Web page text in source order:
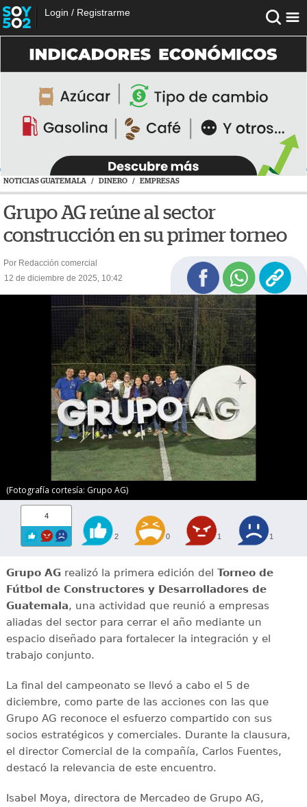
Login / Registrarme
NOTICIAS GUATEMALA / DINERO / EMPRESAS
Grupo AG reúne al sector
construcción en su primer torneo
Por Redacción comercial
12 de diciembre de 2025, 10:42
(Fotografía cortesía: Grupo AG)
4
2 0 1 1
Grupo AGrealizó la primera edición del Torneo de
Fútbol de Constructores y Desarrolladores de
Guatemala, una actividad que reunió a empresas
aliadas del sector para cerrar el año mediante un
espacio diseñado para fortalecer la integración y el
trabajo conjunto.
La final del campeonato se llevó a cabo el 5 de
diciembre, como parte de las acciones con las que
Grupo AG reconoce el esfuerzo compartido con sus
socios estratégicos y comerciales. Durante la clausura,
el director Comercial de la compañía, Carlos Fuentes,
destacó la relevancia de este encuentro.
Isabel Moya, directora de Mercadeo de Grupo AG,